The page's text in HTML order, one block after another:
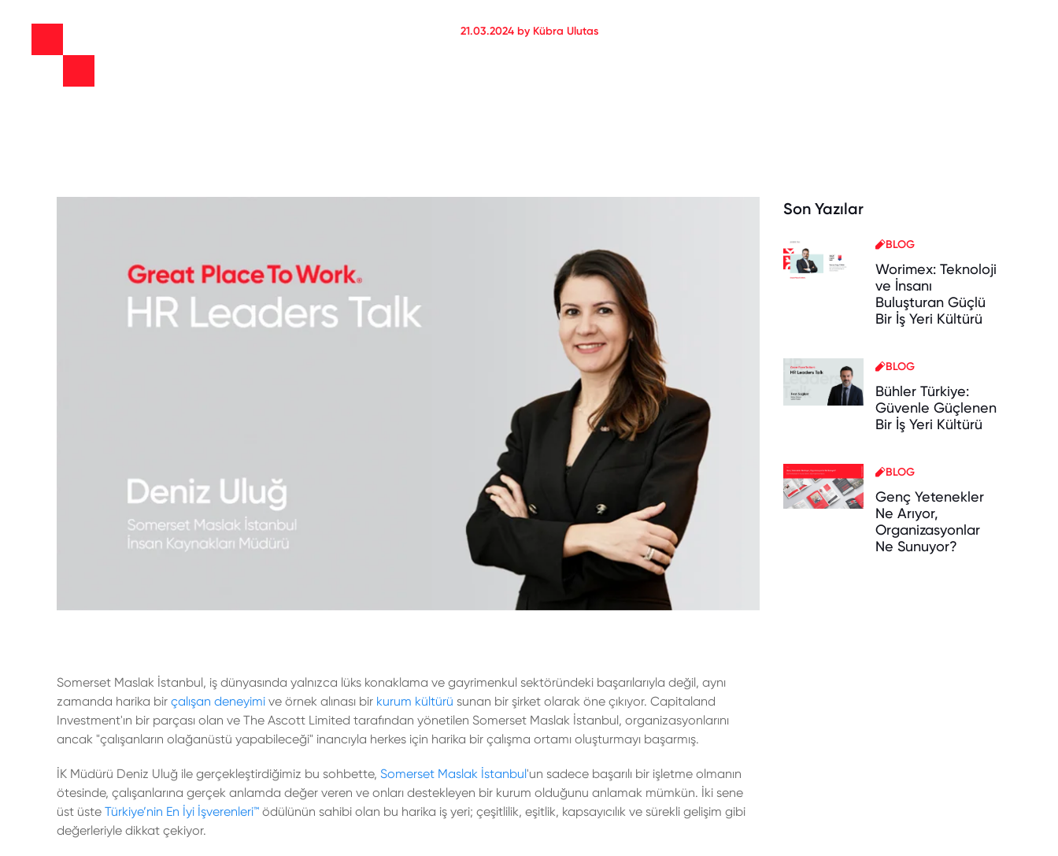
21.03.2024 by Kübra Ulutas
Somerset Maslak İstanbul, iş dünyasında yalnızca lüks konaklama ve gayrimenkul sektöründeki başarılarıyla değil, aynı
zamanda harika bir çalışan deneyimi ve örnek alınası bir kurum kültürü sunan bir şirket olarak öne çıkıyor. Capitaland
Investment'ın bir parçası olan ve The Ascott Limited tarafından yönetilen Somerset Maslak İstanbul, organizasyonlarını
ancak "çalışanların olağanüstü yapabileceği" inancıyla herkes için harika bir çalışma ortamı oluşturmayı başarmış.
İK Müdürü Deniz Uluğ ile gerçekleştirdiğimiz bu sohbette, Somerset Maslak İstanbul'un sadece başarılı bir işletme olmanın
ötesinde, çalışanlarına gerçek anlamda değer veren ve onları destekleyen bir kurum olduğunu anlamak mümkün. İki sene
üst üste Türkiye’nin En İyi İşverenleri™ ödülünün sahibi olan bu harika iş yeri; çeşitlilik, eşitlik, kapsayıcılık ve sürekli gelişim gibi
değerleriyle dikkat çekiyor.
Son Yazılar
BLOG
Worimex: Teknoloji
ve İnsanı
Buluşturan Güçlü
Bir İş Yeri Kültürü
BLOG
Bühler Türkiye:
Güvenle Güçlenen
Bir İş Yeri Kültürü
BLOG
Genç Yetenekler
Ne Arıyor,
Organizasyonlar
Ne Sunuyor?